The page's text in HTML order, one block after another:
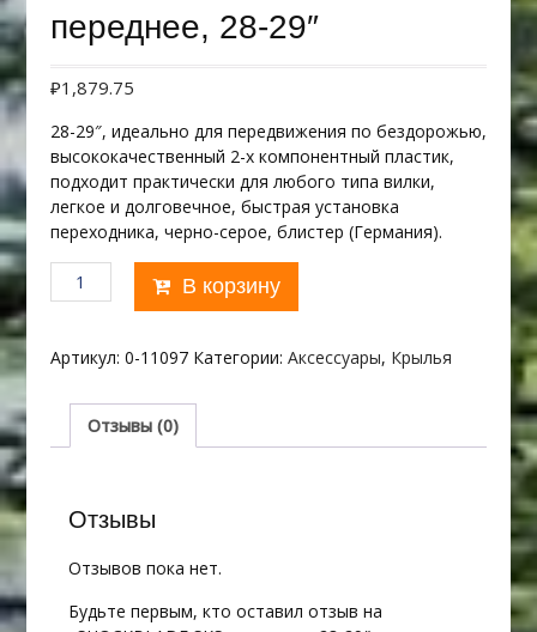
переднее, 28-29″
₽1,879.75
28-29″, идеально для передвижения по бездорожью,
высококачественный 2-х компонентный пластик,
подходит практически для любого типа вилки,
легкое и долговечное, быстрая установка
переходника, черно-серое, блистер (Германия).
Количество
товара
SKS,
переднее,
28-
В корзину
Артикул: 0-11097 Категории: Аксессуары, Крылья
Отзывы (0)
Отзывы
Отзывов пока нет.
Будьте первым, кто оставил отзыв на